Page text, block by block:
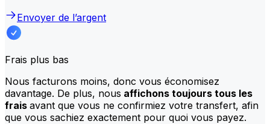
Envoyer de l’argent
Frais plus bas
Nous facturons moins, donc vous économisez
davantage. De plus, nous affichons toujours tous les
frais avant que vous ne confirmiez votre transfert, afin
que vous sachiez exactement pour quoi vous payez.